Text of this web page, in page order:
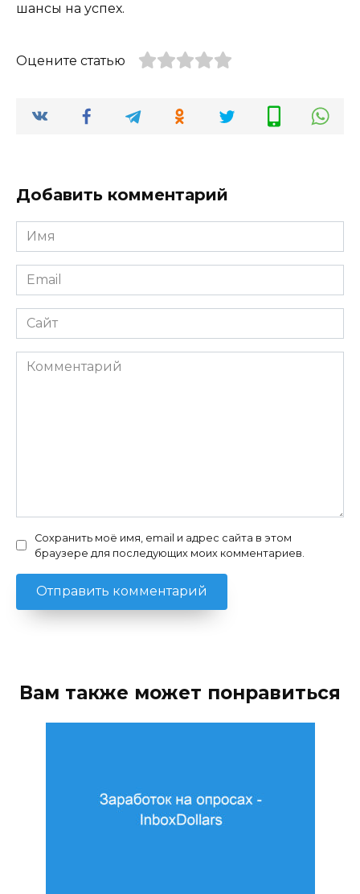
шансы на успех.
Оцените статью
Добавить комментарий
Имя
*
Email
*
Сайт
Комментарий
Сохранить моё имя, email и адрес сайта в этом
браузере для последующих моих комментариев.
Вам также может понравиться